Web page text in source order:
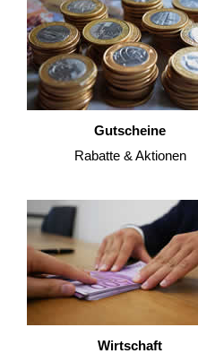
Gutscheine
Rabatte & Aktionen
Wirtschaft